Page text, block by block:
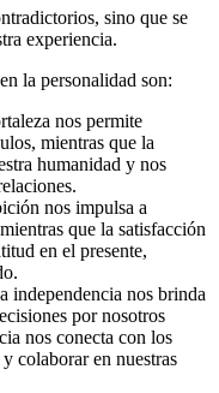
sino que se
experiencia.
la personalidad son:
nos permite
mientras que la
humanidad y nos
nos impulsa a
que la satisfacción
en el presente,
independencia nos brinda
por nosotros
nos conecta con los
colaborar en nuestras